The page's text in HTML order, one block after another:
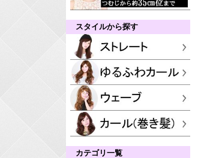
スタイルから探す
カテゴリ一覧